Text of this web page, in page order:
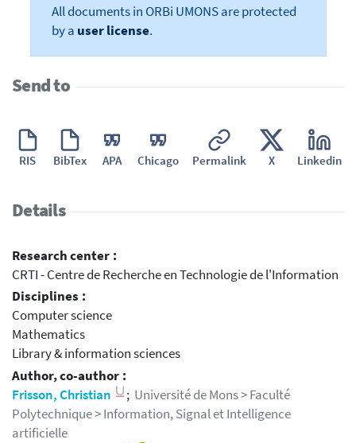
All documents in ORBi UMONS are protected
by a user license.
Send to
RIS BibTex APA Chicago Permalink X Linkedin
Details
Research center :
CRTI - Centre de Recherche en Technologie de l'Information
Disciplines :
Computer science
Mathematics
Library & information sciences
Author, co-author :
Frisson, Christian
; Université de Mons > Faculté
Polytechnique > Information, Signal et Intelligence
artificielle